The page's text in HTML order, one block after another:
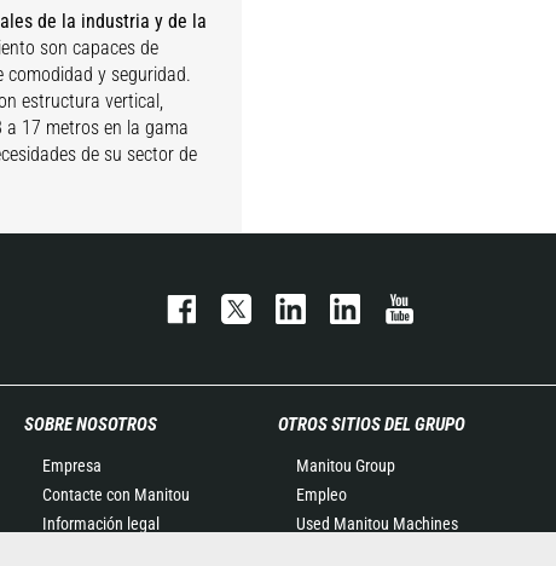
de la industria y de la
son capaces de
comodidad y seguridad.
estructura vertical,
17 metros en la gama
de su sector de
SOBRE NOSOTROS
Empresa
Contacte con Manitou
Información legal
OTROS SITIOS DEL GRUPO
Manitou Group
Empleo
Used Manitou Machines